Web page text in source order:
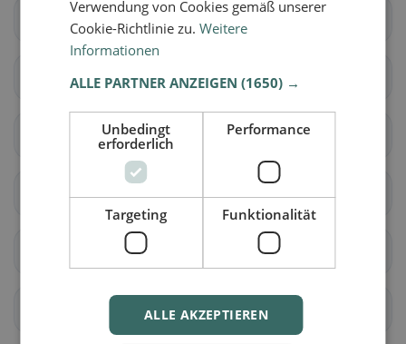
Radelfingen
Rapperswil (BE) Schüpfen
Seedorf (BE) Aarwangen
Auswil Bannwil
Busswil bei Melchnau
Langenthal
Verwendung von Cookies gemäß unserer
Cookie-Richtlinie zu.Weitere
Informationen
ALLE PARTNER ANZEIGEN(1650) →
Unbedingt
erforderlich
Performance
Targeting Funktionalität
ALLE AKZEPTIEREN